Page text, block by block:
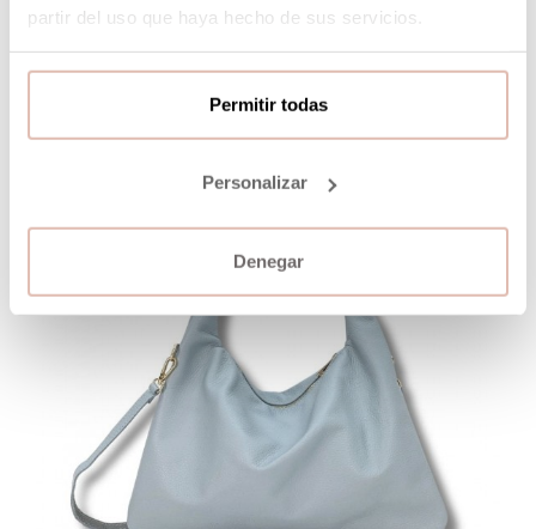
partir del uso que haya hecho de sus servicios.
Permitir todas
Personalizar
Denegar